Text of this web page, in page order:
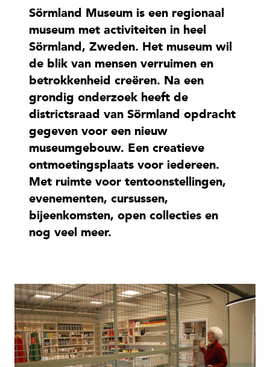
Sörmland Museum is een regionaal
museum met activiteiten in heel
Sörmland, Zweden. Het museum wil
de blik van mensen verruimen en
betrokkenheid creëren. Na een
grondig onderzoek heeft de
districtsraad van Sörmland opdracht
gegeven voor een nieuw
museumgebouw. Een creatieve
ontmoetingsplaats voor iedereen.
Met ruimte voor tentoonstellingen,
evenementen, cursussen,
bijeenkomsten, open collecties en
nog veel meer.